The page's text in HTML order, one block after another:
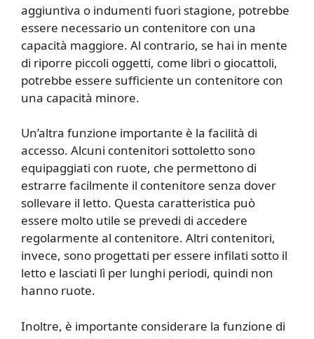
aggiuntiva o indumenti fuori stagione, potrebbe
essere necessario un contenitore con una
capacità maggiore. Al contrario, se hai in mente
di riporre piccoli oggetti, come libri o giocattoli,
potrebbe essere sufficiente un contenitore con
una capacità minore.
Un’altra funzione importante è la facilità di
accesso. Alcuni contenitori sottoletto sono
equipaggiati con ruote, che permettono di
estrarre facilmente il contenitore senza dover
sollevare il letto. Questa caratteristica può
essere molto utile se prevedi di accedere
regolarmente al contenitore. Altri contenitori,
invece, sono progettati per essere infilati sotto il
letto e lasciati lì per lunghi periodi, quindi non
hanno ruote.
Inoltre, è importante considerare la funzione di